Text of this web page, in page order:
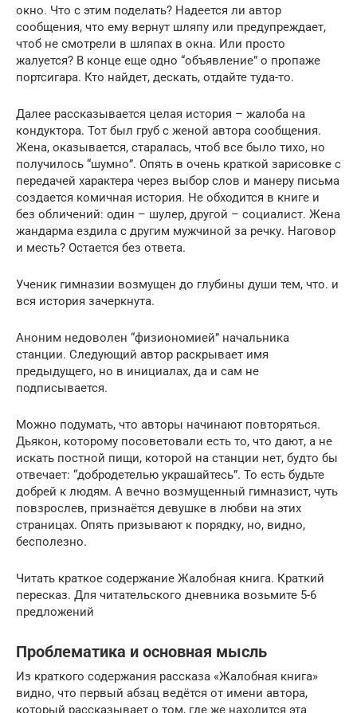
окно. Что с этим поделать? Надеется ли автор
сообщения, что ему вернут шляпу или предупреждает,
чтоб не смотрели в шляпах в окна. Или просто
жалуется? В конце еще одно “объявление” о пропаже
портсигара. Кто найдет, дескать, отдайте туда-то.
Далее рассказывается целая история – жалоба на
кондуктора. Тот был груб с женой автора сообщения.
Жена, оказывается, старалась, чтоб все было тихо, но
получилось “шумно”. Опять в очень краткой зарисовке с
передачей характера через выбор слов и манеру письма
создается комичная история. Не обходится в книге и
без обличений: один – шулер, другой – социалист. Жена
жандарма ездила с другим мужчиной за речку. Наговор
и месть? Остается без ответа.
Ученик гимназии возмущен до глубины души тем, что. и
вся история зачеркнута.
Аноним недоволен “физиономией” начальника
станции. Следующий автор раскрывает имя
предыдущего, но в инициалах, да и сам не
подписывается.
Можно подумать, что авторы начинают повторяться.
Дьякон, которому посоветовали есть то, что дают, а не
искать постной пищи, которой на станции нет, будто бы
отвечает: “добродетелью украшайтесь”. То есть будьте
добрей к людям. А вечно возмущенный гимназист, чуть
повзрослев, признаётся девушке в любви на этих
страницах. Опять призывают к порядку, но, видно,
бесполезно.
Читать краткое содержание Жалобная книга. Краткий
пересказ. Для читательского дневника возьмите 5-6
предложений
Проблематика и основная мысль
Из краткого содержания рассказа «Жалобная книга»
видно, что первый абзац ведётся от имени автора,
который рассказывает о том, где же находится эта